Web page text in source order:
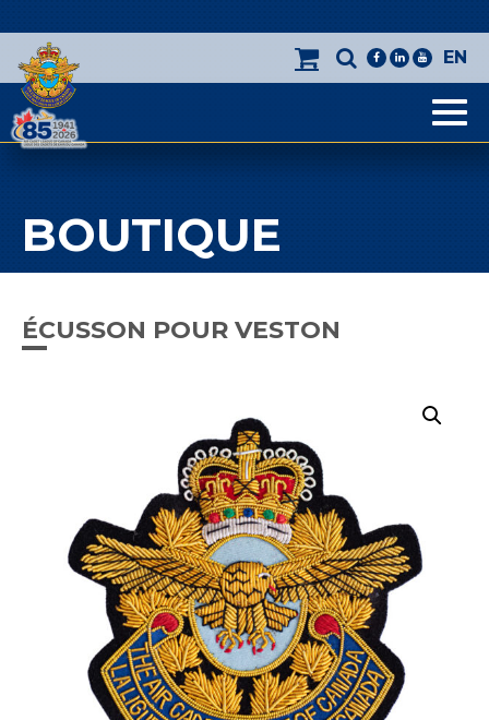
facebooklinkedin
youtube
EN
BOUTIQUE
ÉCUSSON POUR VESTON